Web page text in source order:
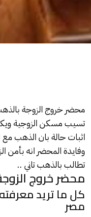
محضر خروج الزوجة
تسيب مسكن الزوجية
اثبات حالة بانالذهبمع
وفايدة المحضر انه بأمن
تطالببالذهبتاني ..
محضر خروج
كل ما تريد
مصر